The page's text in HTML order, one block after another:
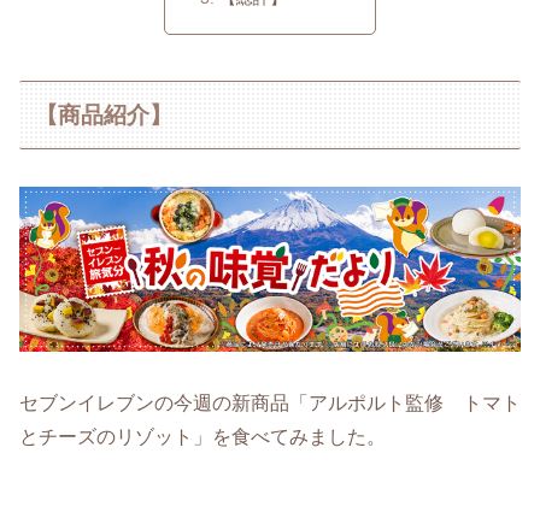
【商品紹介】
セブンイレブンの今週の新商品「アルポルト監修 トマト
とチーズのリゾット」を食べてみました。